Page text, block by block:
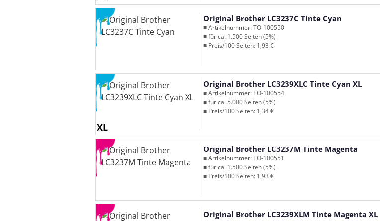
Original Brother LC3237C Tinte Cyan
■ Artikelnummer: TO-100550
■ für ca. 1.500 Seiten (5%)
■ Preis/100 Seiten: 1,93 €
XL
Original Brother LC3239XLC Tinte Cyan XL
■ Artikelnummer: TO-100554
■ für ca. 5.000 Seiten (5%)
■ Preis/100 Seiten: 1,34 €
Original Brother LC3237M Tinte Magenta
■ Artikelnummer: TO-100551
■ für ca. 1.500 Seiten (5%)
■ Preis/100 Seiten: 1,93 €
Original Brother LC3239XLM Tinte Magenta XL